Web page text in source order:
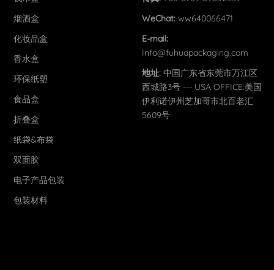
烟酒盒
化妆品盒
香水盒
环保纸塑
食品盒
折叠盒
纸袋&布袋
双面胶
电子产品包装
包装材料
WeChat: ww640066471
E-mail:
Info@fuhuapackaging.com
地址: 中国广东省东莞市万江区
西城路3号 --- USA OFFICE:美国
伊利诺伊州芝加哥市北百老汇
5609号